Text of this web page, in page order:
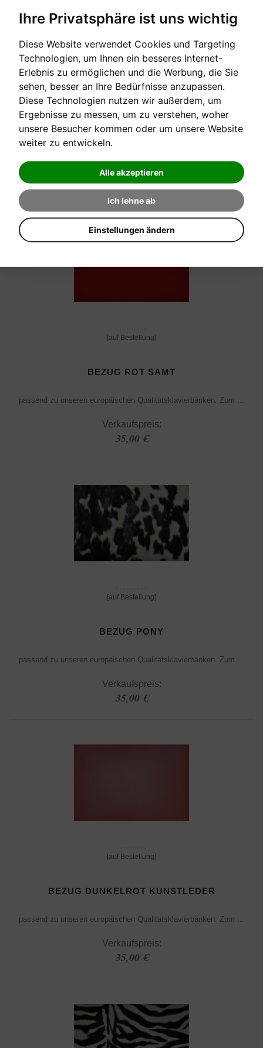
Ihre Privatsphäre ist uns wichtig
Diese Website verwendet Cookies und Targeting
Technologien, um Ihnen ein besseres Internet-
Erlebnis zu ermöglichen und die Werbung, die Sie
sehen, besser an Ihre Bedürfnisse anzupassen.
Diese Technologien nutzen wir außerdem, um
Ergebnisse zu messen, um zu verstehen, woher
unsere Besucher kommen oder um unsere Website
weiter zu entwickeln.
Alle akzeptieren
Ich lehne ab
Einstellungen ändern
[auf Bestellung]
BEZUG BLAU MICROFASER
passend zu unseren europäischen Qualitätsklavierbänken. Zum ...
Verkaufspreis:
35,00 €
[auf Bestellung]
BEZUG ROT SAMT
passend zu unseren europäischen Qualitätsklavierbänken. Zum ...
Verkaufspreis:
35,00 €
[auf Bestellung]
BEZUG PONY
passend zu unseren europäischen Qualitätsklavierbänken. Zum ...
Verkaufspreis:
35,00 €
[auf Bestellung]
BEZUG DUNKELROT KUNSTLEDER
passend zu unseren europäischen Qualitätsklavierbänken. Zum ...
Verkaufspreis:
35,00 €